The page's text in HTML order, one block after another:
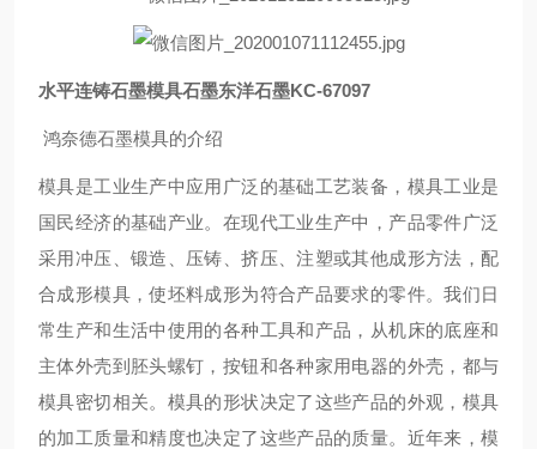
水平连铸石墨模具石墨东洋石墨KC-67097
鸿奈德石墨模具的介绍
模具是工业生产中应用广泛的基础工艺装备，模具工业是
国民经济的基础产业。在现代工业生产中，产品零件广泛
采用冲压、锻造、压铸、挤压、注塑或其他成形方法，配
合成形模具，使坯料成形为符合产品要求的零件。我们日
常生产和生活中使用的各种工具和产品，从机床的底座和
主体外壳到胚头螺钉，按钮和各种家用电器的外壳，都与
模具密切相关。模具的形状决定了这些产品的外观，模具
的加工质量和精度也决定了这些产品的质量。近年来，模